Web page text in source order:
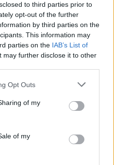
to third parties prior to
opt-out of the further
by third parties on the
This information may
parties on the IAB’s List of
may further disclose it to other
uses one or more Google
behaviour. You may click to
and its third-party tags to
purposes in below Google
Opt Outs
of my
of my
αγαπούν τη θάλασσα
να κάνετε εκδρομή με
σε απομονωμένους
νησί Palmarola. Αξίζει
σύμπλεγμα των Grotte
βυθισμένο αρχαιολογικό
μ.Χ., αποτελείται από
με υποθαλάσσιες